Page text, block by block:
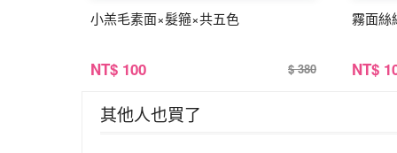
小羔毛素面×髮箍×共五色
NT$ 100 $ 380
霧面絲
NT$
其他人也買了